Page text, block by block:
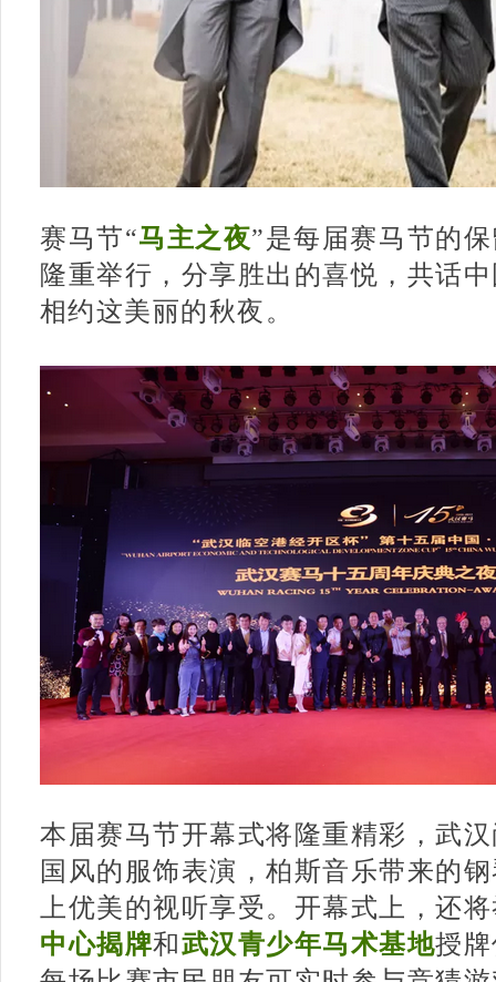
赛马节“马主之夜”是每届赛马节的
隆重举行，分享胜出的喜悦，共话
相约这美丽的秋夜。
本届赛马节开幕式将隆重精彩，武
国风的服饰表演，柏斯音乐带来的
上优美的视听享受。开幕式上，还
中心揭牌和武汉青少年马术基地授